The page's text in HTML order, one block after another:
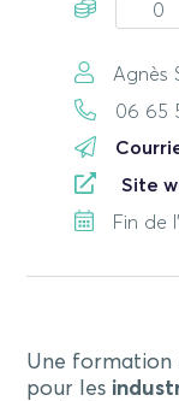
0
Agnès
06 65
Site
Fin de
Une formation
pour les